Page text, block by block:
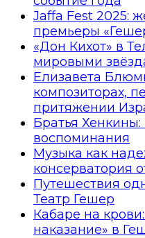
Jaffa Fest 2025:
премьеры
«Дон Кихот» в
мировыми
Елизавета
композиторах,
притяжении
Братья
воспоминания
Музыка как
консерватория
Путешествия
Театр Гешер
Кабаре на
наказание» в